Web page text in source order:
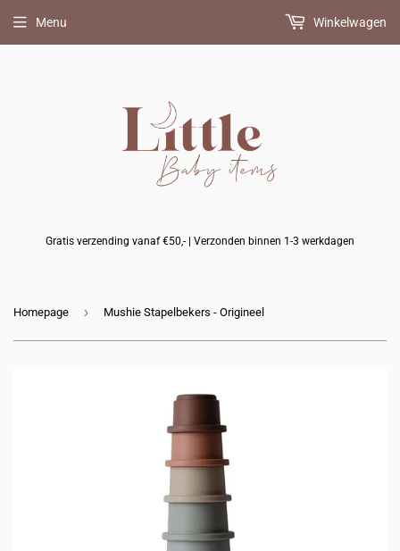
Gratis verzending vanaf €50,- | Verzonden binnen 1-3 werkdagen
Menu Winkelwagen
Homepage › Mushie Stapelbekers - Origineel